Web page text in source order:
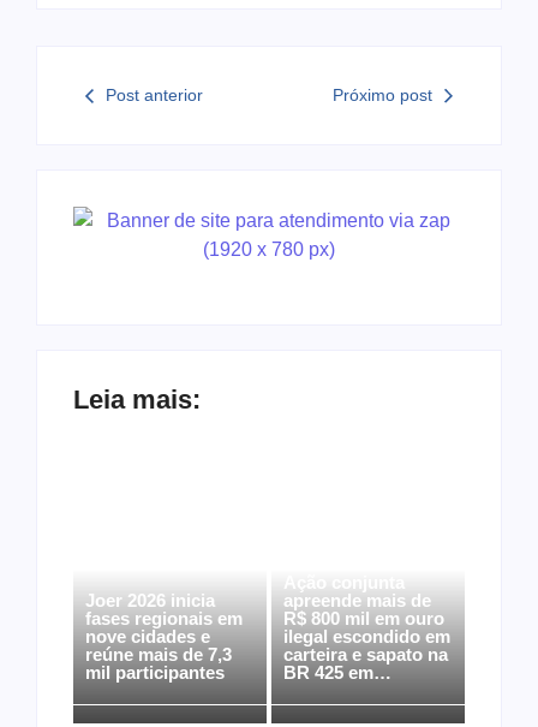
Post anterior Próximo post
Leia mais:
Joer 2026 inicia
fases regionais em
nove cidades e
reúne mais de 7,3
mil participantes
Ação conjunta
apreende mais de
R$ 800 mil em ouro
ilegal escondido em
carteira e sapato na
BR 425 em…